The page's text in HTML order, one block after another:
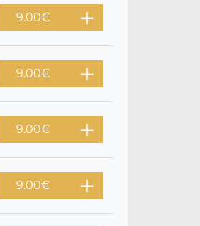
9.00€
9.00€
9.00€
9.00€